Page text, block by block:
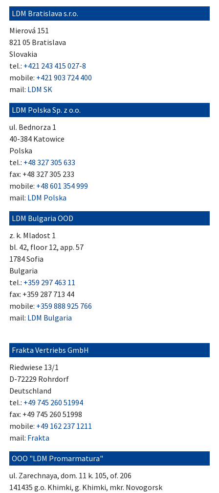
LDM Bratislava s.r.o.
Mierová 151
821 05 Bratislava
Slovakia
tel.: +421 243 415 027-8
mobile: +421 903 724 400
mail: LDM SK
LDM Polska Sp. z o.o.
ul. Bednorza 1
40-384 Katowice
Polska
tel.: +48 327 305 633
fax: +48 327 305 233
mobile: +48 601 354 999
mail: LDM Polska
LDM Bulgaria OOD
z. k. Mladost 1
bl. 42, floor 12, app. 57
1784 Sofia
Bulgaria
tel.: +359 297 463 11
fax: +359 287 713 44
mobile: +359 888 925 766
mail: LDM Bulgaria
Frakta Vertriebs GmbH
Riedwiese 13/1
D-72229 Rohrdorf
Deutschland
tel.: +49 745 260 51994
fax: +49 745 260 51998
mobile: +49 162 237 1211
mail: Frakta
OOO "LDM Promarmatura"
ul. Zarechnaya, dom. 11 k. 105, of. 206
141435 g.o. Khimki, g. Khimki, mkr. Novogorsk